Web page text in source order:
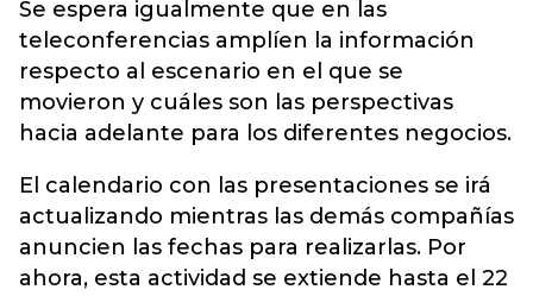
Se espera igualmente que en las
teleconferencias amplíen la información
respecto al escenario en el que se
movieron y cuáles son las perspectivas
hacia adelante para los diferentes negocios.
El calendario con las presentaciones se irá
actualizando mientras las demás compañías
anuncien las fechas para realizarlas. Por
ahora, esta actividad se extiende hasta el 22